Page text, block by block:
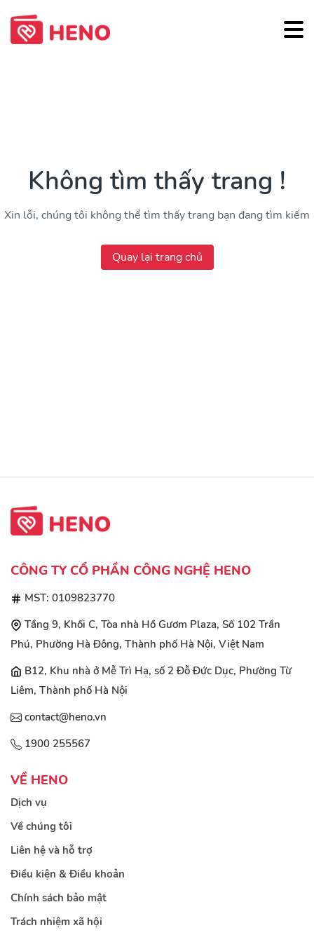
Không tìm thấy trang !
Xin lỗi, chúng tôi không thể tìm thấy trang bạn đang tìm kiếm
Quay lại trang chủ
CÔNG TY CỔ PHẦN CÔNG NGHỆ HENO
MST: 0109823770
Tầng 9, Khối C, Tòa nhà Hồ Gươm Plaza, Số 102 Trần
Phú, Phường Hà Đông, Thành phố Hà Nội, Việt Nam
B12, Khu nhà ở Mễ Trì Hạ, số 2 Đỗ Đức Dục, Phường Từ
Liêm, Thành phố Hà Nội
contact@heno.vn
1900 255567
VỀ HENO
Dịch vụ
Về chúng tôi
Liên hệ và hỗ trợ
Điều kiện & Điều khoản
Chính sách bảo mật
Trách nhiệm xã hội